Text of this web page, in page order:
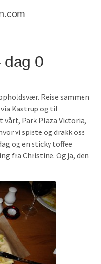
dag 0
Reise sammen
Kastrup og til
vårt, Park Plaza Victoria,
vi spiste og drakk oss
og en sticky toffee
fra Christine. Og ja, den